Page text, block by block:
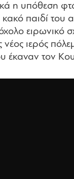
η υπόθεση
κακό παιδί
ιερός
έκαναν τον